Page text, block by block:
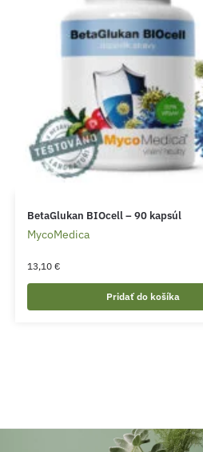
BetaGlukan BIOcell – 90 kapsúl
MycoMedica
13,10 €
Pridať do košíka